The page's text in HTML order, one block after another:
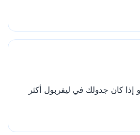
كان جدولك في ليفربول أكثر